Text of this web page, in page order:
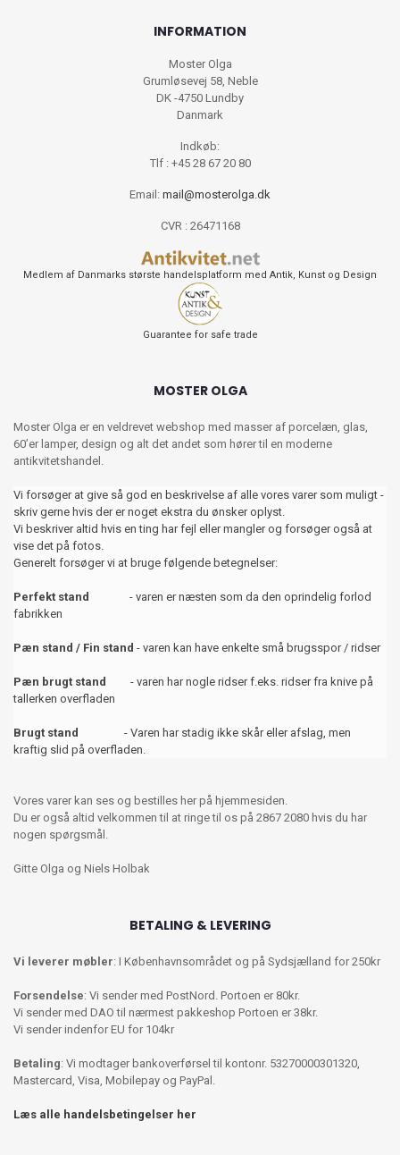
INFORMATION
Moster Olga
Grumløsevej 58, Neble
DK -4750 Lundby
Danmark
Indkøb:
Tlf : +45 28 67 20 80
Email: mail@mosterolga.dk
CVR : 26471168
Medlem af Danmarks største handelsplatform med Antik, Kunst og Design
Guarantee for safe trade
MOSTER OLGA
Moster Olga er en veldrevet webshop med masser af porcelæn, glas,
60’er lamper, design og alt det andet som hører til en moderne
antikvitetshandel.
Vi forsøger at give så god en beskrivelse af alle vores varer som muligt -
skriv gerne hvis der er noget ekstra du ønsker oplyst.
Vi beskriver altid hvis en ting har fejl eller mangler og forsøger også at
vise det på fotos.
Generelt forsøger vi at bruge følgende betegnelser:
Perfekt stand - varen er næsten som da den oprindelig forlod
fabrikken
Pæn stand / Fin stand - varen kan have enkelte små brugsspor / ridser
Pæn brugt stand
- varen har nogle ridser f.eks. ridser fra knive på
tallerken overfladen
Brugt stand
- Varen har stadig ikke skår eller afslag, men
kraftig slid på overfladen.
Vores varer kan ses og bestilles her på hjemmesiden.
Du er også altid velkommen til at ringe til os på 2867 2080 hvis du har
nogen spørgsmål.
Gitte Olga og Niels Holbak
BETALING & LEVERING
Vi leverer møbler: I Københavnsområdet og på Sydsjælland for 250kr
Forsendelse: Vi sender med PostNord. Portoen er 80kr.
Vi sender med DAO til nærmest pakkeshop Portoen er 38kr.
Vi sender indenfor EU for 104kr
Betaling: Vi modtager bankoverførsel til kontonr. 53270000301320,
Mastercard, Visa, Mobilepay og PayPal.
Læs alle handelsbetingelser her